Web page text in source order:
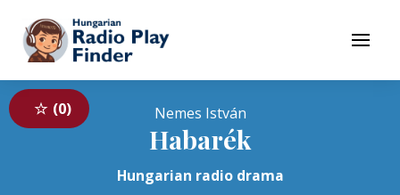
To contents
Menu
0 Nemes István
Habarék
Hungarian radio drama